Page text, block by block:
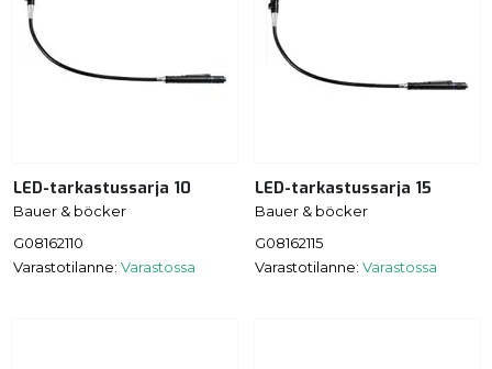
LED-tarkastussarja 10
Bauer & böcker
G08162110
Varastotilanne: Varastossa
LED-tarkastussarja 15
Bauer & böcker
G08162115
Varastotilanne: Varastossa